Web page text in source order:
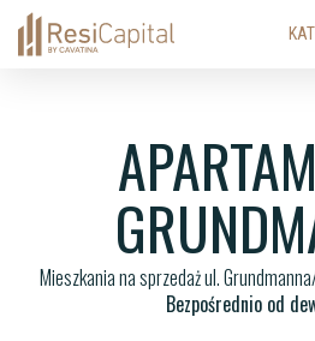
Mieszkania na sprzedaż ul.
Bezpośrednio od